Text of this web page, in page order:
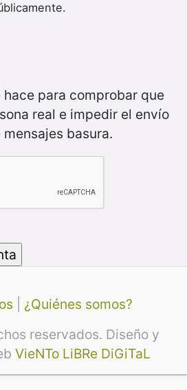
hace para comprobar que
real e impedir el envío
basura.
¿Quiénes somos?
reservados. Diseño y
VieNTo LiBRe DiGiTaL